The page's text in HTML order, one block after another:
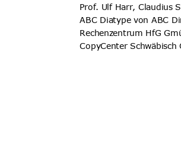
Prof. Ulf Harr, Claudius
ABC Diatype von ABC
Rechenzentrum HfG
CopyCenter